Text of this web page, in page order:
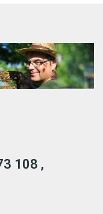
108 ,